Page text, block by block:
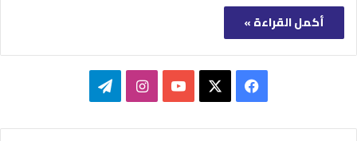
أكمل القراءة »
فيسبوك ‫YouTubeانستقرامتيلقرام